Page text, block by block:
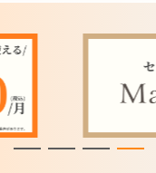
料金
ウェルチケ
法人会員